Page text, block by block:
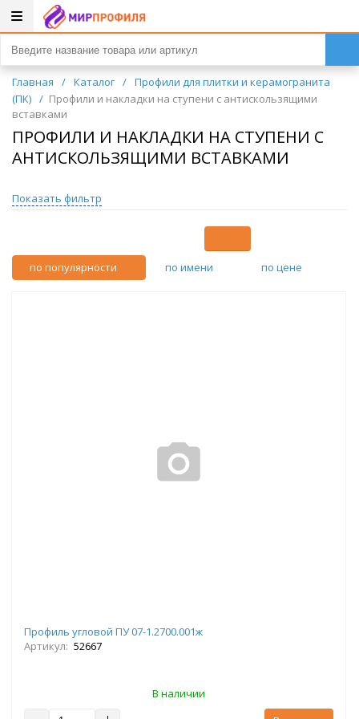
Главная / Каталог / Профили для плитки и керамогранита
(ПК) / Профили и накладки на ступени с антискользящими
вставками
ПРОФИЛИ И НАКЛАДКИ НА СТУПЕНИ С
АНТИСКОЛЬЗЯЩИМИ ВСТАВКАМИ
Показать фильтр
по популярности по имени по цене
Профиль угловой ПУ 07-1.2700.001ж
Артикул: 52667
В наличии